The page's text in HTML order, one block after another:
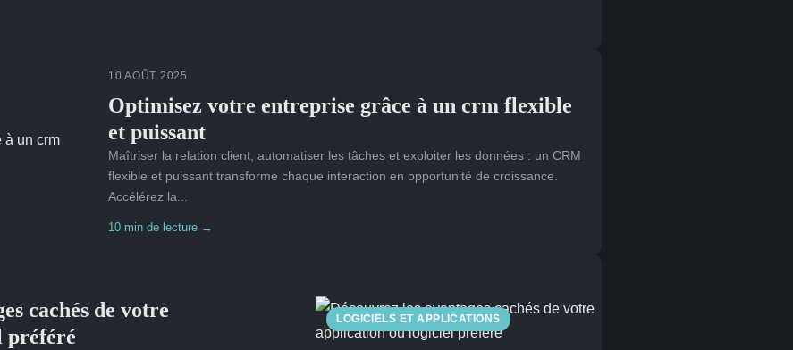
10 AOÛT 2025
Optimisez votre entreprise grâce à un crm flexible
et puissant
Maîtriser la relation client, automatiser les tâches et exploiter les données : un CRM
flexible et puissant transforme chaque interaction en opportunité de croissance.
Accélérez la...
10 min de lecture →
LOGICIELS ET APPLICATIONS
cachés de votre
préféré